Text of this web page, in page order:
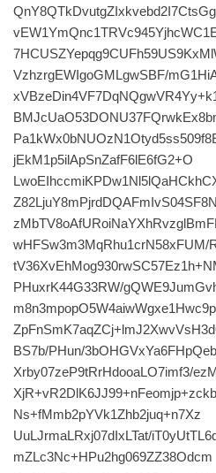
VzhzrgEWIgoGMLgwSBF/
jEkM1p5ilApSnZafF6lE6fG2+O
Z82LjuY8mPjrdDQAFmIvS04SF8N
wHFSw3m3MqRhu1crN58xFUM/
PHuxrK44G33RW/
BS7b/PHun/
Xrby07zeP9tRrHdooaLO7imf3/
Ns+fMmb2pYVk1Zhb2juq+n7Xz
UuLJrmaLRxj07dIxLTat/
mZLc3Nc+HPu2hg069ZZ38Odcm